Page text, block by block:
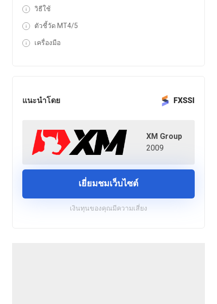
วิธีใช้
ตัวชี้วัด MT4/5
เครื่องมือ
แนะนำโดย FXSSI
XM Group
2009
เยี่ยมชมเว็บไซต์
เงินทุนของคุณมีความเสี่ยง